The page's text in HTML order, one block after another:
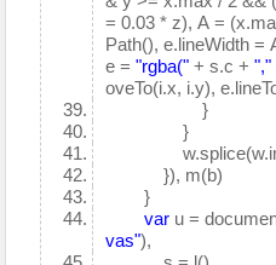
= 0.03 * z), A =
Path(), e.lineWidth =
e ="rgba(" + s.c +","
oveTo(i.x, i.y),
}
}
}), m(b)
}
var u =
vas"),